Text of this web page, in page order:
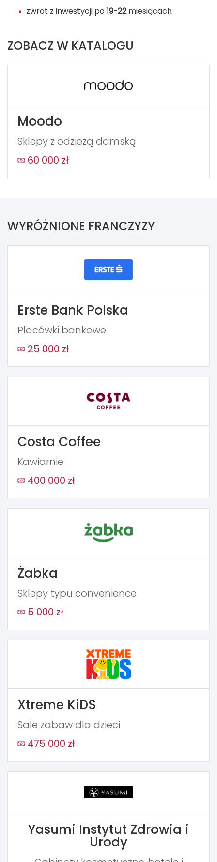
zwrot z inwestycji po 19-22miesiącach
ZOBACZ W KATALOGU
Moodo
Sklepy z odzieżą damską
60 000 zł
WYRÓŻNIONE FRANCZYZY
Erste Bank Polska
Placówki bankowe
25 000 zł
Costa Coffee
Kawiarnie
400 000 zł
Żabka
Sklepy typu convenience
5 000 zł
Xtreme KiDS
Sale zabaw dla dzieci
475 000 zł
Yasumi Instytut Zdrowia i
Urody